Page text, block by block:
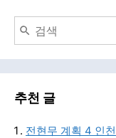
추천 글
전현무 계획 4 인